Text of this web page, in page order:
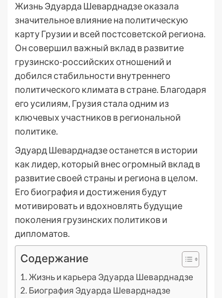
Жизнь Эдуарда Шеварднадзе оказала
значительное влияние на политическую
карту Грузии и всей постсоветской региона.
Он совершил важный вклад в развитие
грузинско-российских отношений и
добился стабильности внутреннего
политического климата в стране. Благодаря
его усилиям, Грузия стала одним из
ключевых участников в региональной
политике.
Эдуард Шеварднадзе останется в истории
как лидер, который внес огромный вклад в
развитие своей страны и региона в целом.
Его биография и достижения будут
мотивировать и вдохновлять будущие
поколения грузинских политиков и
дипломатов.
Содержание
Жизнь и карьера Эдуарда Шеварднадзе
Биография Эдуарда Шеварднадзе